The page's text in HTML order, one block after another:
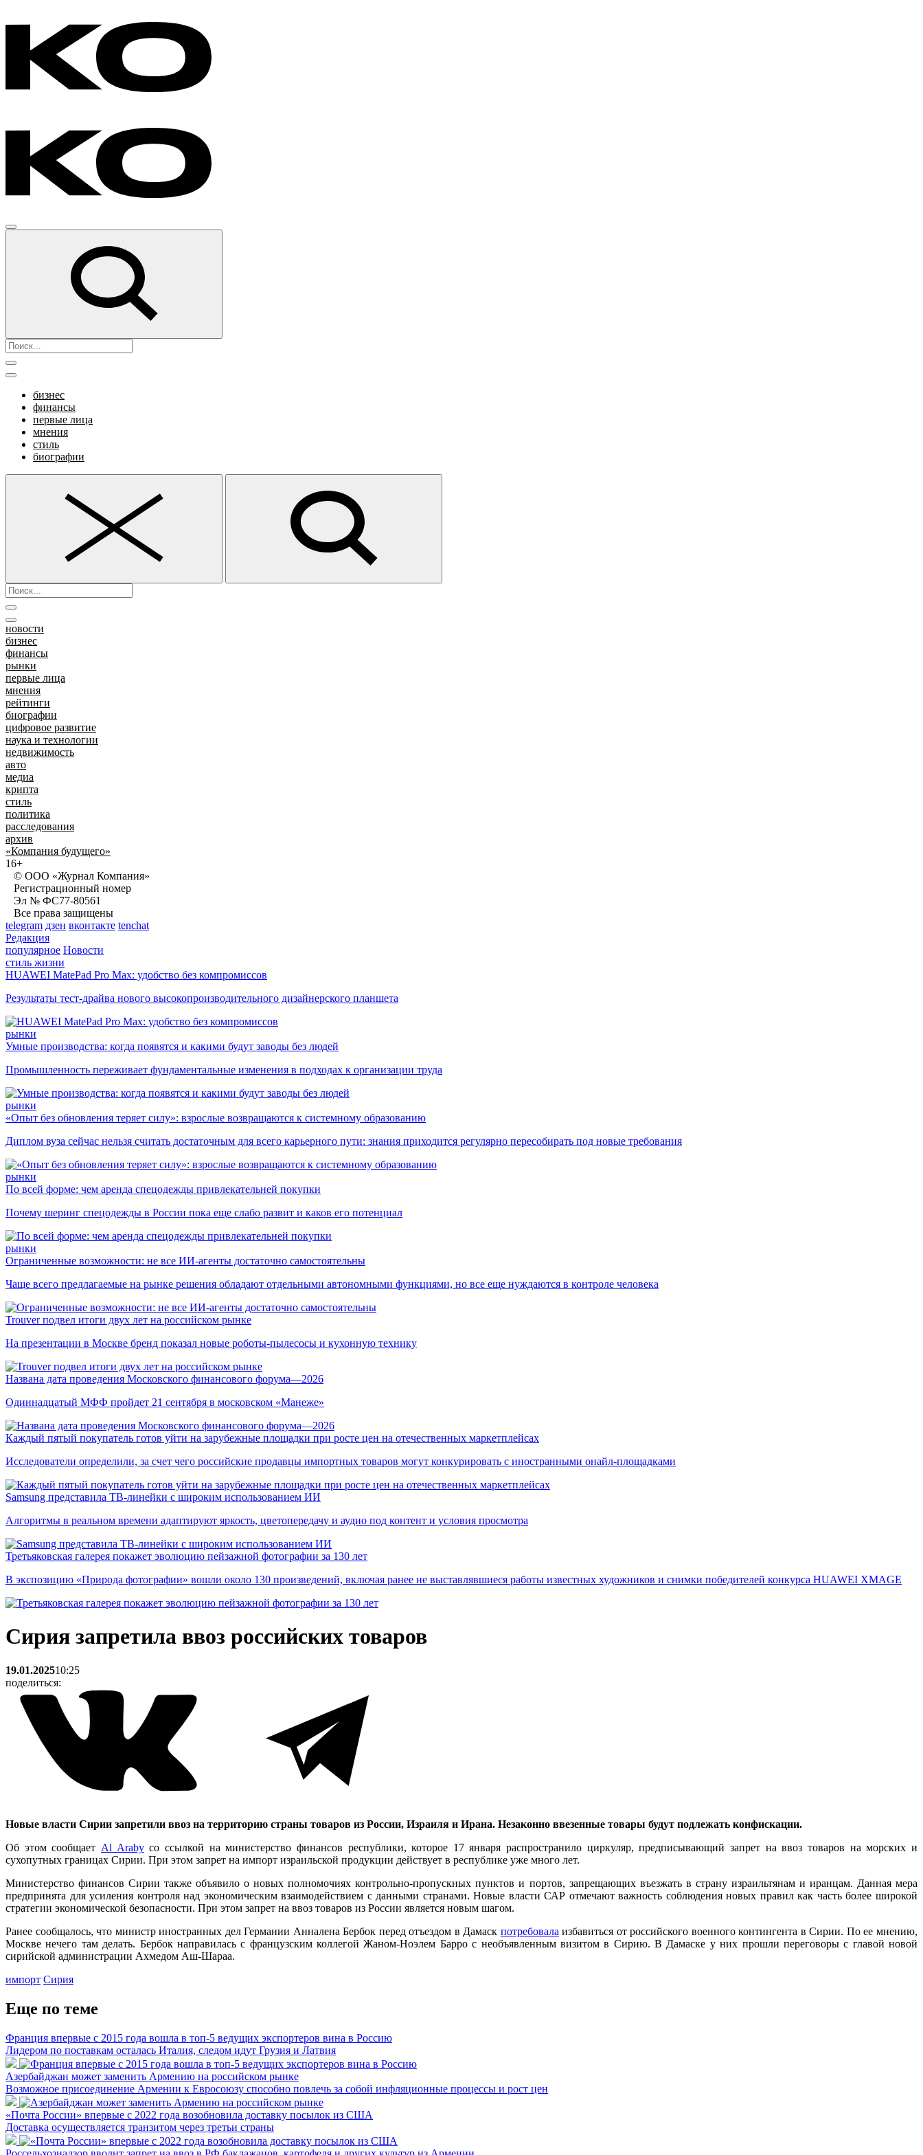
бизнес
финансы
первые лица
мнения
стиль
биографии
новости
бизнес
финансы
рынки
первые лица
мнения
рейтинги
биографии
цифровое развитие
наука и технологии
недвижимость
авто
медиа
крипта
стиль
политика
расследования
архив
«Компания будущего»
16+
© ООО «Журнал Компания»
Регистрационный номер
Эл № ФС77-80561
Все права защищены
telegram дзен вконтакте tenchat
Редакция
популярное Новости
стиль жизни
HUAWEI MatePad Pro Max: удобство без компромиссов
Результаты тест-драйва нового высокопроизводительного дизайнерского планшета
рынки
Умные производства: когда появятся и какими будут заводы без людей
Промышленность переживает фундаментальные изменения в подходах к организации труда
рынки
«Опыт без обновления теряет силу»: взрослые возвращаются к системному образованию
Диплом вуза сейчас нельзя считать достаточным для всего карьерного пути: знания приходится регулярно пересобирать под новые требования
рынки
По всей форме: чем аренда спецодежды привлекательней покупки
Почему шеринг спецодежды в России пока еще слабо развит и каков его потенциал
рынки
Ограниченные возможности: не все ИИ-агенты достаточно самостоятельны
Чаще всего предлагаемые на рынке решения обладают отдельными автономными функциями, но все еще нуждаются в контроле человека
Trouver подвел итоги двух лет на российском рынке
На презентации в Москве бренд показал новые роботы-пылесосы и кухонную технику
Названа дата проведения Московского финансового форума—2026
Одиннадцатый МФФ пройдет 21 сентября в московском «Манеже»
Каждый пятый покупатель готов уйти на зарубежные площадки при росте цен на отечественных маркетплейсах
Исследователи определили, за счет чего российские продавцы импортных товаров могут конкурировать с иностранными онайл-площадками
Samsung представила ТВ-линейки с широким использованием ИИ
Алгоритмы в реальном времени адаптируют яркость, цветопередачу и аудио под контент и условия просмотра
Третьяковская галерея покажет эволюцию пейзажной фотографии за 130 лет
В экспозицию «Природа фотографии» вошли около 130 произведений, включая ранее не выставлявшиеся работы известных художников и снимки победителей конкурса HUAWEI XMAGE
Сирия запретила ввоз российских товаров
19.01.202510:25
поделиться:
Новые власти Сирии запретили ввоз на территорию страны товаров из России, Израиля и Ирана. Незаконно ввезенные товары будут подлежать конфискации.
Об этом сообщает Al Arabyсо ссылкой на министерство финансов республики, которое 17 января распространило циркуляр, предписывающий запрет на ввоз товаров на морских и
сухопутных границах Сирии. При этом запрет на импорт израильской продукции действует в республике уже много лет.
Министерство финансов Сирии также объявило о новых полномочиях контрольно-пропускных пунктов и портов, запрещающих въезжать в страну израильтянам и иранцам. Данная мера
предпринята для усиления контроля над экономическим взаимодействием с данными странами. Новые власти САР отмечают важность соблюдения новых правил как часть более широкой
стратегии экономической безопасности. При этом запрет на ввоз товаров из России является новым шагом.
Ранее сообщалось, что министр иностранных дел Германии Анналена Бербок перед отъездом в Дамаск потребовала избавиться от российского военного контингента в Сирии. По ее мнению,
Москве нечего там делать. Бербок направилась с французским коллегой Жаном-Ноэлем Барро с необъявленным визитом в Сирию. В Дамаске у них прошли переговоры с главой новой
сирийской администрации Ахмедом Аш-Шараа.
импорт Сирия
Еще по теме
Франция впервые с 2015 года вошла в топ-5 ведущих экспортеров вина в Россию
Лидером по поставкам осталась Италия, следом идут Грузия и Латвия
Азербайджан может заменить Армению на российском рынке
Возможное присоединение Армении к Евросоюзу способно повлечь за собой инфляционные процессы и рост цен
«Почта России» впервые с 2022 года возобновила доставку посылок из США
Доставка осуществляется транзитом через третьи страны